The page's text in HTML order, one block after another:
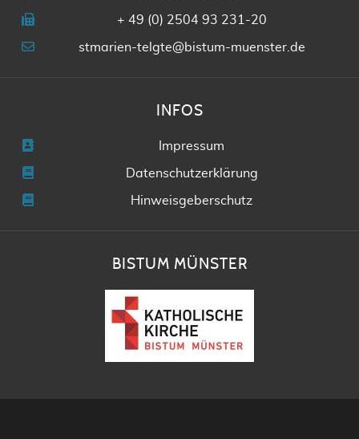
+ 49 (0) 2504 93 231-20
stmarien-telgte@bistum-muenster.de
INFOS
Impressum
Datenschutzerklärung
Hinweisgeberschutz
BISTUM MÜNSTER